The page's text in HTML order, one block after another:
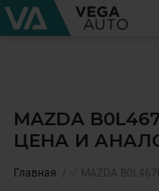
MAZDA
ЦЕНА И
Главная ✅ MAZDA